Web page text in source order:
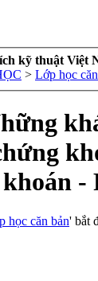
kỹ thuật Việt
> Lớp học
-
học căn bản' bắt